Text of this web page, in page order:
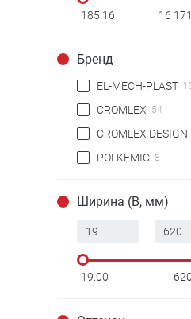
185.16 16
Бренд
EL-MECH-PLAST
CROMLEX 54
CROMLEX DESIGN
POLKEMIC 8
Ширина (B, мм)
19.00